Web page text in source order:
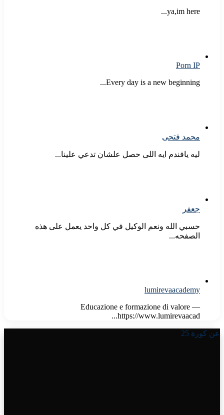
ya,im here...
Porn IP
Every day is a new beginning...
محمد فتحى
ليه يافندم ايه اللى حصل علشان تدعي علينا...
جعفر
حسبي الله ونعم الوكيل في كل واحد يعمل على هذه
الصفحه...
lumirevaacademy
Educazione e formazione di valore —
https://www.lumirevaacad...
عن كورة 25